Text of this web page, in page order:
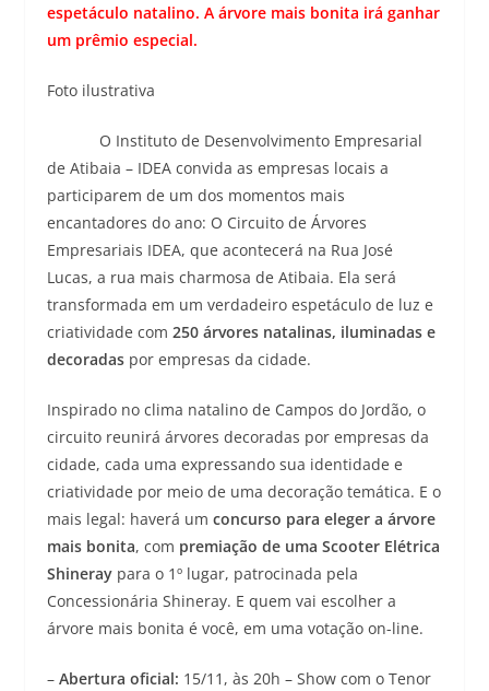
espetáculo natalino. A árvore mais bonita irá ganhar
um prêmio especial.
Foto ilustrativa
O Instituto de Desenvolvimento Empresarial
de Atibaia – IDEA convida as empresas locais a
participarem de um dos momentos mais
encantadores do ano: O Circuito de Árvores
Empresariais IDEA, que acontecerá na Rua José
Lucas, a rua mais charmosa de Atibaia. Ela será
transformada em um verdadeiro espetáculo de luz e
criatividade com 250 árvores natalinas, iluminadas e
decoradaspor empresas da cidade.
Inspirado no clima natalino de Campos do Jordão, o
circuito reunirá árvores decoradas por empresas da
cidade, cada uma expressando sua identidade e
criatividade por meio de uma decoração temática. E o
mais legal: haverá um concurso para eleger a árvore
mais bonita, com premiação de uma Scooter Elétrica
Shineraypara o 1º lugar, patrocinada pela
Concessionária Shineray. E quem vai escolher a
árvore mais bonita é você, em uma votação on-line.
– Abertura oficial: 15/11, às 20h – Show com o Tenor